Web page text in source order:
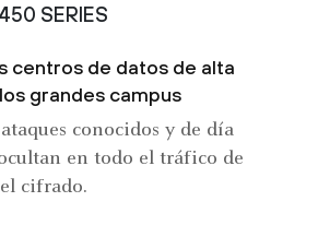
SERIES
centros de datos de alta
grandes campus
conocidos y de día
en todo el tráfico de
cifrado.